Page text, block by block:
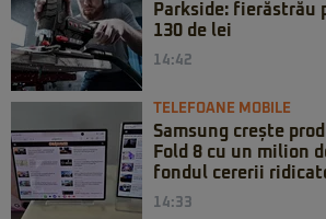
Parkside: fierăstrău
130 de lei
14:42
TELEFOANE MOBILE
Samsung crește
Fold 8 cu un milion
fondul cererii
14:33